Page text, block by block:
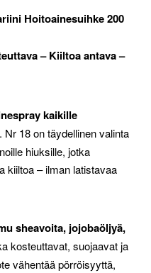
Hoitoainesuihke 200
– Kiiltoa antava –
kaikille
. Nr 18 on täydellinen valinta
hiuksille, jotka
kiiltoa – ilman latistavaa
sheavoita, jojobaöljyä,
kosteuttavat, suojaavat ja
vähentää pörröisyyttä,